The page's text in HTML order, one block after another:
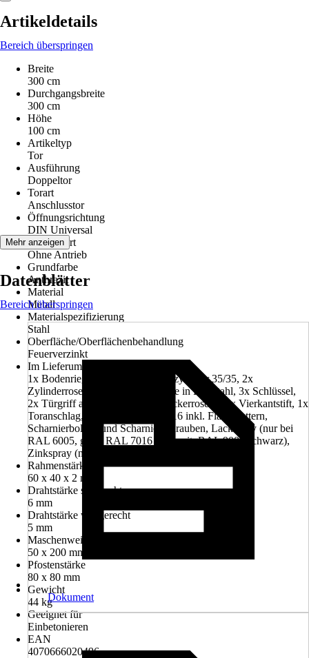
Artikeldetails
Bereich überspringen
Breite
300 cm
Durchgangsbreite
300 cm
Höhe
100 cm
Artikeltyp
Tor
Ausführung
Doppeltor
Torart
Anschlusstor
Öffnungsrichtung
DIN Universal
Antriebsart
Ohne Antrieb
Grundfarbe
Anthrazit
Material
Metall
Materialspezifizierung
Stahl
Oberfläche/Oberflächenbehandlung
Feuerverzinkt
Im Lieferumfang enthalten
1x Bodenriegel, 1x Verriegelungszylinder 35/35, 2x
Zylinderrosette, 2x Rosettenblende in Edelstahl, 3x Schlüssel,
2x Türgriff aus Edelstahl, 2x Drückerrosette, 1x Vierkantstift, 1x
Toranschlag, 2x Torscharniere M16 inkl. Flachmuttern,
Scharnierbolzen und Scharnierschrauben, Lackspray (nur bei
RAL 6005, grün, RAL 7016 anthrazit, RAL 9005 schwarz),
Zinkspray (nur bei feuerverzinkt)
Rahmenstärke
60 x 40 x 2 mm
Drahtstärke senkrecht
6 mm
Drahtstärke waagerecht
5 mm
Maschenweite
50 x 200 mm
Pfostenstärke
80 x 80 mm
Gewicht
44 kg
Geeignet für
Einbetonieren
EAN
4070666020496
Mehr anzeigen
Datenblätter
Bereich überspringen
Dokument